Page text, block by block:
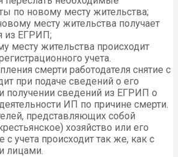
по новому месту жительства;
месту жительства получает
из ЕГРИП;
месту жительства происходит
учета.
смерти работодателя снятие с
при подаче сведений о его
получении сведений из ЕГРИП о
ИП по причине смерти.
представляющих собой
хозяйство или его
с учета происходит так же, как с
лицами.